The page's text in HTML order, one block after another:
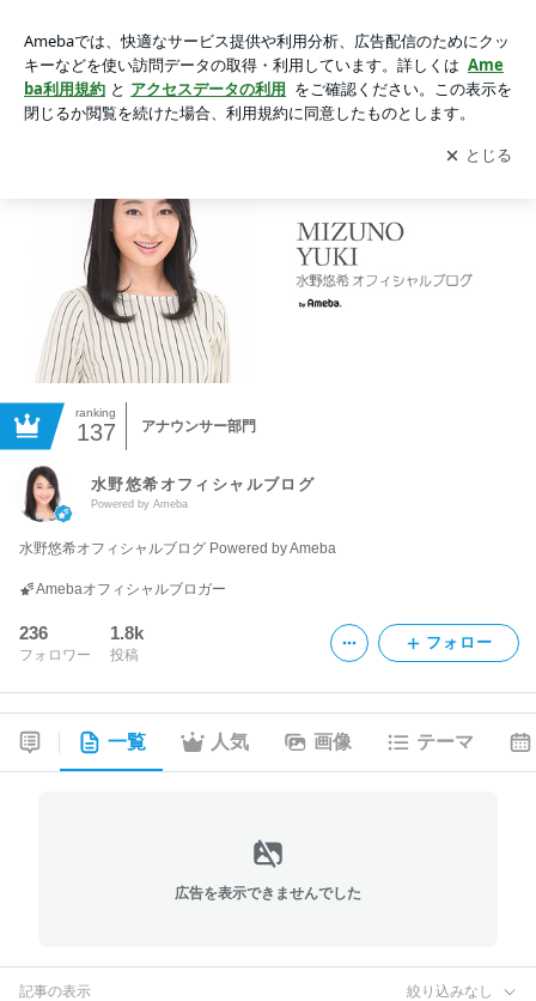
アプリをダウンロードして ブログの更新通知
を受け取りまし
ょう。
開く
ranking
137 アナウンサー部門
水野悠希オフィシャルブログ
Powered by Ameba
水野悠希オフィシャルブログ Powered by Ameba
Amebaオフィシャルブロガー
236
フォロワー
1.8k
投稿
フォロー
一覧 人気 画像 テーマ
広告を表示できませんでした
記事の表示 絞り込みなし